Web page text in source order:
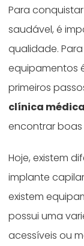
Para
saudável, é
qualidade.
equipamentos
primeiros
clínica
encontrar
Hoje, existem
implante
existem
possui uma
acessíveis ou